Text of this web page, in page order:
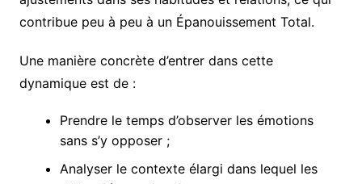
contribue peu à peu à un Épanouissement Total.
Une manière concrète d’entrer dans cette
dynamique est de :
Prendre le temps d’observer les émotions
sans s’y opposer ;
Analyser le contexte élargi dans lequel les